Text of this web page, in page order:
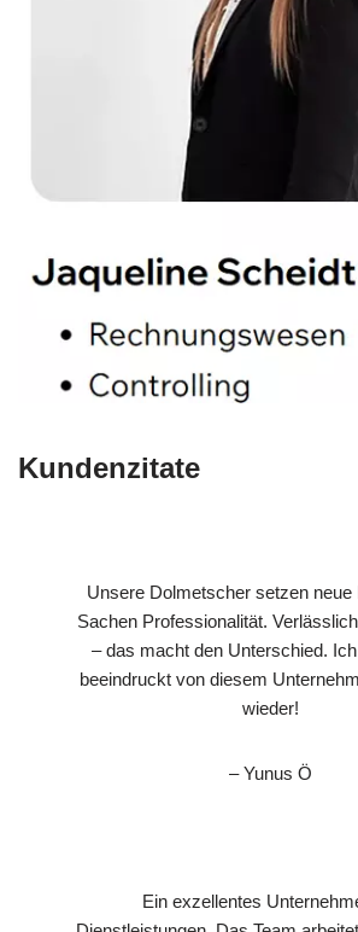
Kundenzitate
Unsere Dolmetscher setzen neue
Sachen Professionalität.
– das macht den Unterschied.
beeindruckt von diesem
wieder!
– Yunus Ö
Ein exzellentes